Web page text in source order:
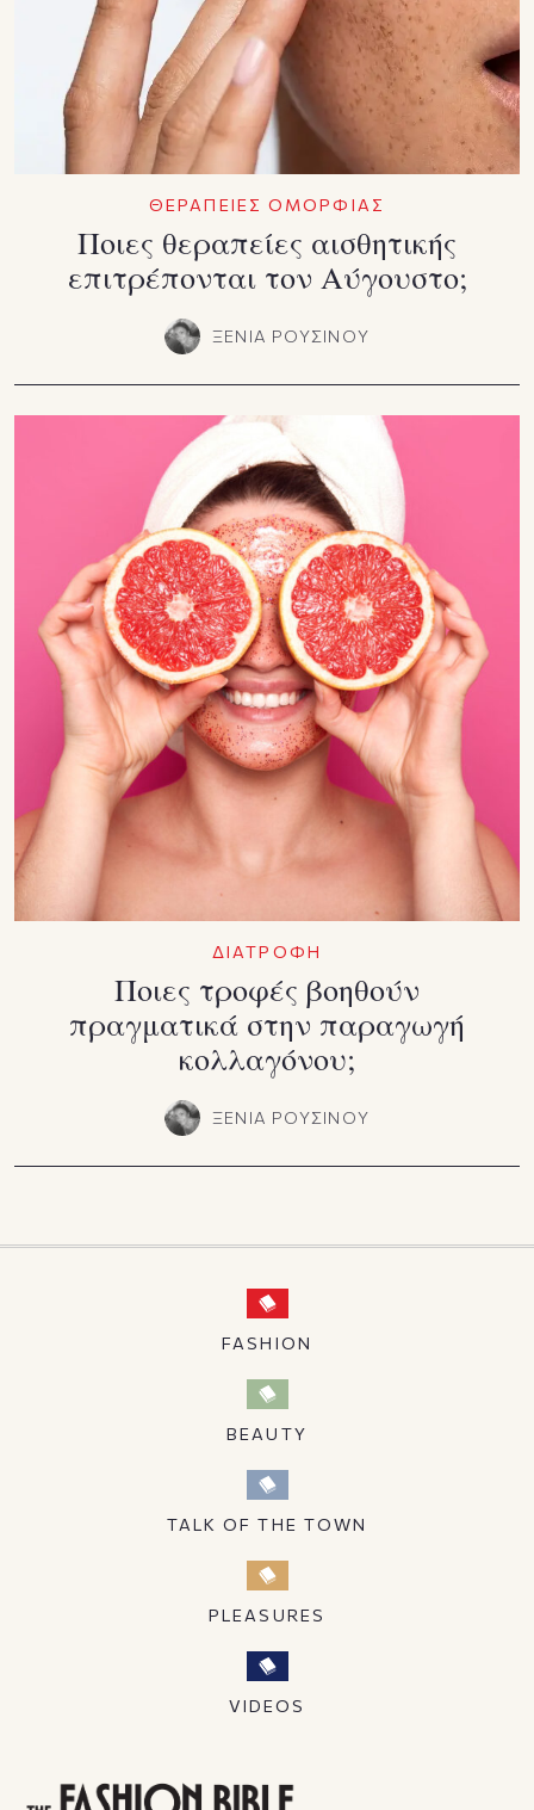
ΘΕΡΑΠΕΙΕΣ ΟΜΟΡΦΙΑΣ
Ποιες θεραπείες αισθητικής
επιτρέπονται τον Αύγουστο;
ΞΕΝΙΑ ΡΟΥΣΙΝΟΥ
ΔΙΑΤΡΟΦΗ
Ποιες τροφές βοηθούν
πραγματικά στην παραγωγή
κολλαγόνου;
ΞΕΝΙΑ ΡΟΥΣΙΝΟΥ
FASHION
BEAUTY
TALK OF THE TOWN
PLEASURES
VIDEOS